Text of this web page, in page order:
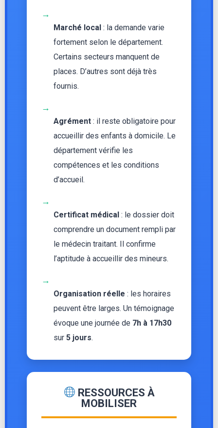
→
Marché local : la demande varie
fortement selon le département.
Certains secteurs manquent de
places. D’autres sont déjà très
fournis.
→
Agrément : il reste obligatoire pour
accueillir des enfants à domicile. Le
département vérifie les
compétences et les conditions
d’accueil.
→
Certificat médical : le dossier doit
comprendre un document rempli par
le médecin traitant. Il confirme
l’aptitude à accueillir des mineurs.
→
Organisation réelle : les horaires
peuvent être larges. Un témoignage
évoque une journée de 7h à 17h30
sur 5 jours.
RESSOURCES À
MOBILISER